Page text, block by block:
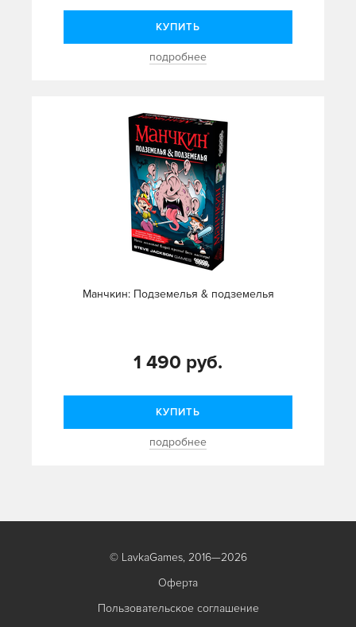
КУПИТЬ
подробнее
Манчкин: Подземелья & подземелья
1 490 руб.
КУПИТЬ
подробнее
© LavkaGames, 2016—2026
Оферта
Пользовательское соглашение